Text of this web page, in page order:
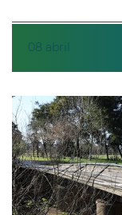
08 abril